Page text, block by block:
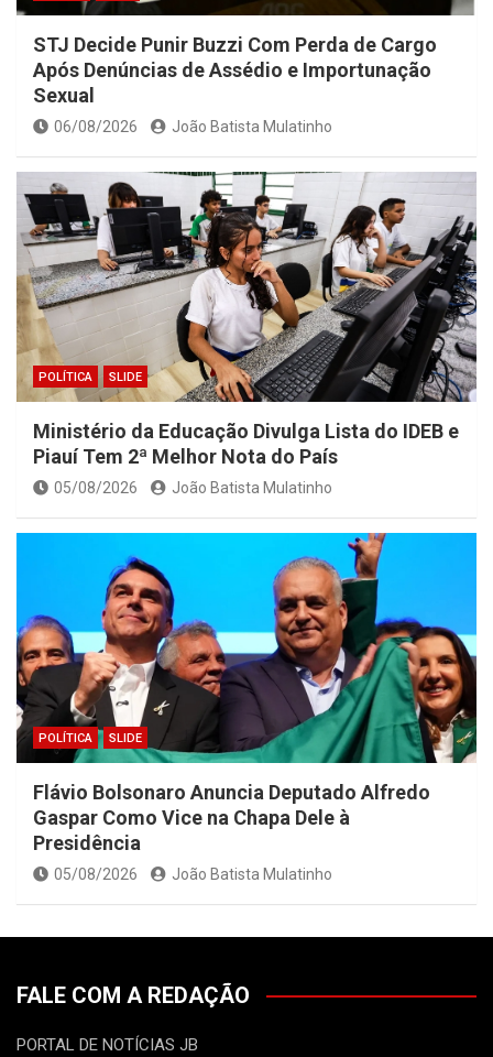
STJ Decide Punir Buzzi Com Perda de Cargo
Após Denúncias de Assédio e Importunação
Sexual
06/08/2026 João Batista Mulatinho
POLÍTICA SLIDE
Ministério da Educação Divulga Lista do IDEB e
Piauí Tem 2ª Melhor Nota do País
05/08/2026 João Batista Mulatinho
POLÍTICA SLIDE
Flávio Bolsonaro Anuncia Deputado Alfredo
Gaspar Como Vice na Chapa Dele à
Presidência
05/08/2026 João Batista Mulatinho
FALE COM A REDAÇÃO
PORTAL DE NOTÍCIAS JB